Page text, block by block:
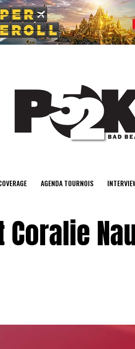
center>
AGENDA TOURNOIS